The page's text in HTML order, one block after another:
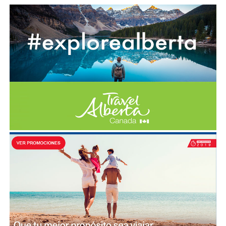
Eso sí, no te pongas botas nuevas, porque vas a
tener que caminar muchísimo y tus pies no te lo
van a agradecer.
Otro elemento que no puede faltar es el icónico
sombrero. Puede ser el blanco tradicional de
o simplemente el que más te guste.
Además de que se ve bien, ¡te protege del sol!